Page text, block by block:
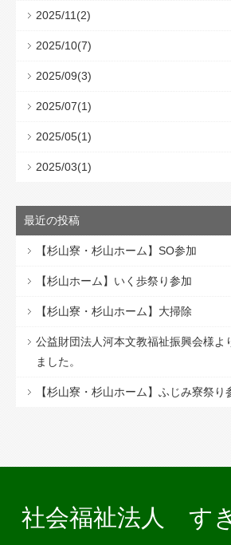
2025/11(2)
2025/10(7)
2025/09(3)
2025/07(1)
2025/05(1)
2025/03(1)
最近の投稿
【杉山寮・杉山ホーム】SO参加
【杉山ホーム】いく歩祭り参加
【杉山寮・杉山ホーム】大掃除
公益財団法人河本文教福祉振興会様よ
ました。
【杉山寮・杉山ホーム】ふじみ寮祭り
社会福祉法人 す